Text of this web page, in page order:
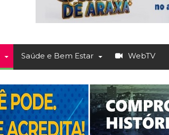
Saúde e Bem Estar WebTV